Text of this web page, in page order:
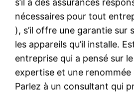
s’il a des assurances
nécessaires pour tout
), s’il offre une garantie sur
les appareils qu’il installe.
entreprise qui a pensé sur
expertise et une renommée
Parlez à un consultant qui